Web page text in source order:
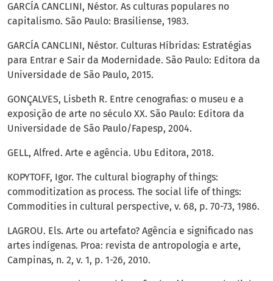
GARCÍA CANCLINI, Néstor. As culturas populares no
capitalismo. São Paulo: Brasiliense, 1983.
GARCÍA CANCLINI, Néstor. Culturas Híbridas: Estratégias
para Entrar e Sair da Modernidade. São Paulo: Editora da
Universidade de São Paulo, 2015.
GONÇALVES, Lisbeth R. Entre cenografias: o museu e a
exposição de arte no século XX. São Paulo: Editora da
Universidade de São Paulo/Fapesp, 2004.
GELL, Alfred. Arte e agência. Ubu Editora, 2018.
KOPYTOFF, Igor. The cultural biography of things:
commoditization as process. The social life of things:
Commodities in cultural perspective, v. 68, p. 70-73, 1986.
LAGROU. Els. Arte ou artefato? Agência e significado nas
artes indígenas. Proa: revista de antropologia e arte,
Campinas, n. 2, v. 1, p. 1-26, 2010.